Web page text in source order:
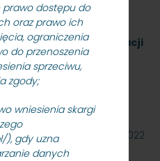
prawo dostępu do
oraz prawo ich
ograniczenia
do przenoszenia
sprzeciwu,
zgody;
wniesienia skargi
), gdy uzna
danych
opracowania
z koncepcją
i modernizację kanalizacji
Gdynia Cisowa
Sp. z o.o.
na wykonanie
prawnej wraz z…
26 października 2022